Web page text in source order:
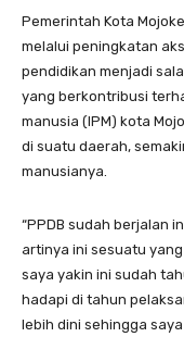
Pemerintah Kota
melalui peningkatan
pendidikan menjadi
yang berkontribusi
manusia (IPM) kota
di suatu daerah,
manusianya.
“PPDB sudah berjalan
artinya ini sesuatu
saya yakin ini sudah
hadapi di tahun
lebih dini sehingga